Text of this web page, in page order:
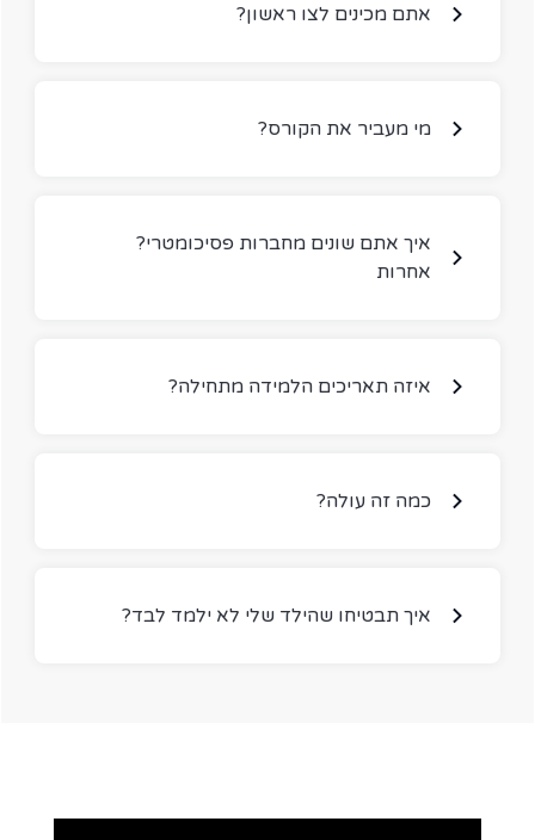
?אתם מכינים לצו ראשון
?מי מעביר את הקורס
?איך אתם שונים מחברות פסיכומטרי
אחרות
?איזה תאריכים הלמידה מתחילה
?כמה זה עולה
?איך תבטיחו שהילד שלי לא ילמד לבד